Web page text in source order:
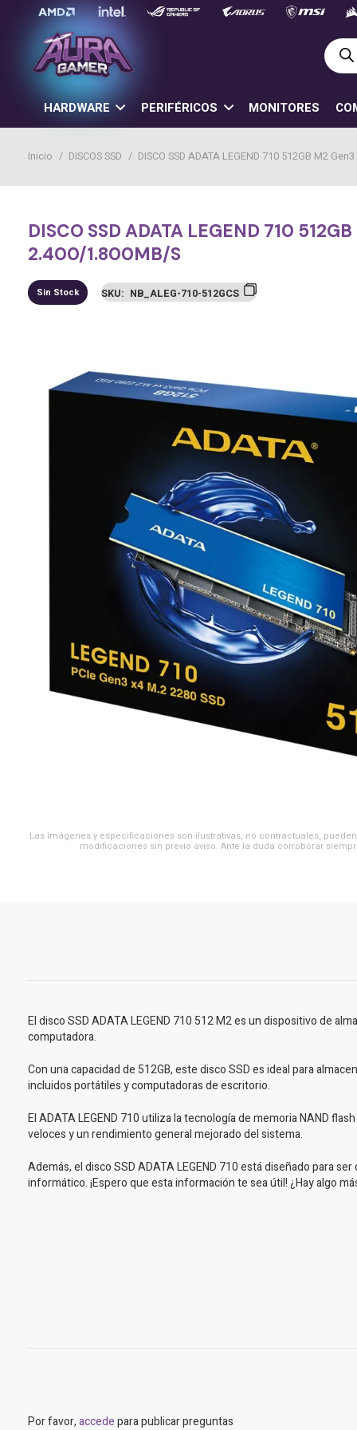
de
HARDWARE PERIFÉRICOS MONITORES
Inicio / DISCOS SSD / DISCO SSD ADATA LEGEND 710 512GB M2
DISCO SSD ADATA LEGEND 710
2.400/1.800MB/S
Sin Stock SKU: NB_ALEG-710-512GCS
Las imágenes y especificaciones son ilustrativas, no contractuales,
modificaciones sin previo aviso. Ante la duda corroborar
El disco SSD ADATA LEGEND 710 512 M2 es un dispositivo de
computadora.
Con una capacidad de 512GB, este disco SSD es ideal para
incluidos portátiles y computadoras de escritorio.
El ADATA LEGEND 710 utiliza la tecnología de memoria NAND
veloces y un rendimiento general mejorado del sistema.
Además, el disco SSD ADATA LEGEND 710 está diseñado para
informático. ¡Espero que esta información te sea útil! ¿Hay algo
Por favor,accedepara publicar preguntas